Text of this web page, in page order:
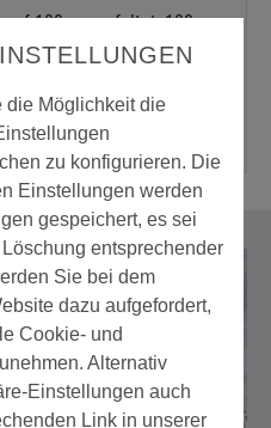
100 cm gefaltet, 100
die Möglichkeit die
zu konfigurieren. Die
Einstellungen werden
gespeichert, es sei
entsprechender
Sie bei dem
dazu aufgefordert,
Cookie- und
Alternativ
Einstellungen auch
Link in unserer